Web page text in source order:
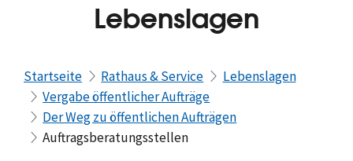
Lebenslagen
Startseite Rathaus & Service
Lebenslagen
Vergabe öffentlicher Aufträge
Der Weg zu öffentlichen Aufträgen
Auftragsberatungsstellen